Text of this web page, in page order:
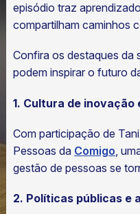
episódio traz
compartilham caminhos
Confira os destaques da
podem inspirar o futuro
1. Cultura de inovação
Com participação de
Pessoas da Comigo ,
gestão de pessoas se
2. Políticas públicas e